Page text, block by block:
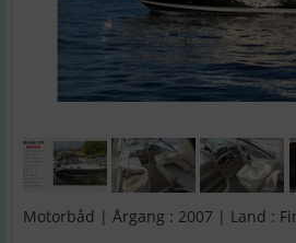
Motorbåd | Årgang : 2007 | Land :